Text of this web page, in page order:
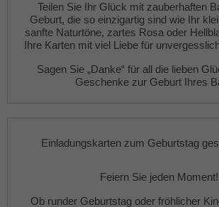
Teilen Sie Ihr Glück mit zauberhaften
Geburt, die so einzigartig sind wie Ihr
sanfte Naturtöne, zartes Rosa oder
Ihre Karten mit viel Liebe für
Sagen Sie „Danke“ für all die lieben
Geschenke zur Geburt Ihres
Einladungskarten zum Geburtstag
Feiern Sie jeden Moment!
Ob runder Geburtstagoder fröhlicher